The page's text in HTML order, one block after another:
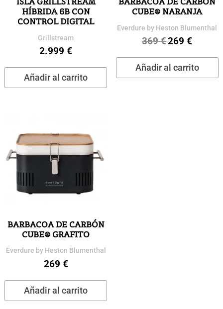
HÍBRIDA 6B CON
CONTROL DIGITAL
Grillstream
2.999€
Añadir al carrito
CUBE® NARANJA
Everdure by Heston Blumenthal
369€El
original
era:
269€
actual
es:
Añadir al carrito
BARBACOA DE CARBÓN
CUBE® GRAFITO
Everdure by Heston Blumenthal
269 €
Añadir al carrito